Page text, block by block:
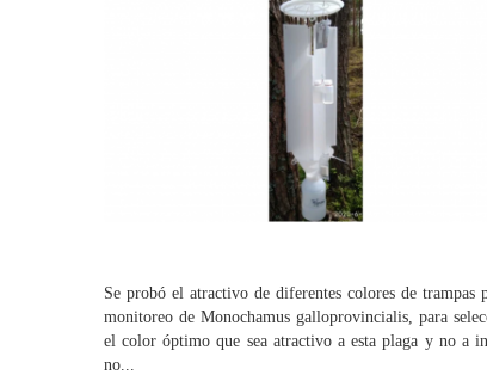
Se probó el atractivo de diferentes colores de trampas
monitoreo de Monochamus galloprovincialis, para
el color óptimo que sea atractivo a esta plaga y no a
no...